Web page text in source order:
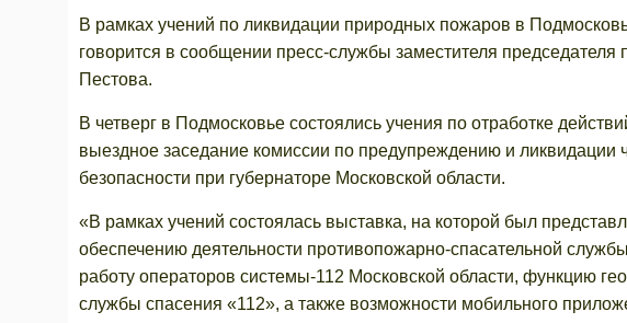
В рамках учений по ликвидации природных пожаров в
говорится в сообщении пресс-службы заместителя председателя
Пестова.
В четверг в Подмосковье состоялись учения по отработке
выездное заседание комиссии по предупреждению и
безопасности при губернаторе Московской области.
«В рамках учений состоялась выставка, на которой был
обеспечению деятельности противопожарно-спасательной
работу операторов системы-112 Московской области, функцию
службы спасения «112», а также возможности мобильного